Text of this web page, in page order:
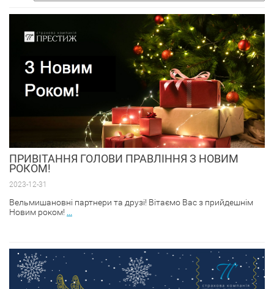
ПРИВІТАННЯ ГОЛОВИ ПРАВЛІННЯ З НОВИМ
РОКОМ!
2023-12-31
Вельмишановні партнери та друзі! Вітаємо Вас з прийдешнім
Новим роком! ...